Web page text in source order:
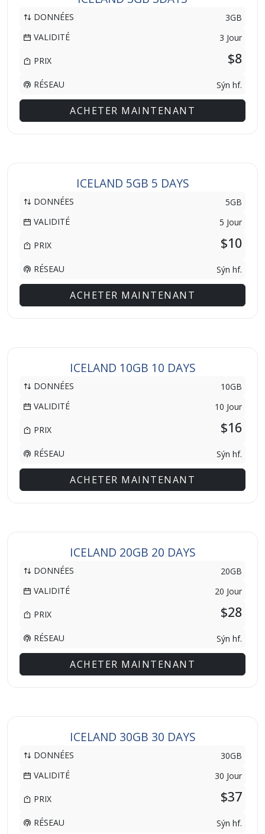
DONNÉES
3GB
VALIDITÉ
3 Jour
PRIX $8
RÉSEAU Sýn hf.
ACHETER MAINTENANT
ICELAND 5GB 5 DAYS
DONNÉES
5GB
VALIDITÉ
5 Jour
PRIX $10
RÉSEAU Sýn hf.
ACHETER MAINTENANT
ICELAND 10GB 10 DAYS
DONNÉES
10GB
VALIDITÉ
10 Jour
PRIX $16
RÉSEAU Sýn hf.
ACHETER MAINTENANT
ICELAND 20GB 20 DAYS
DONNÉES
20GB
VALIDITÉ
20 Jour
PRIX $28
RÉSEAU Sýn hf.
ACHETER MAINTENANT
ICELAND 30GB 30 DAYS
DONNÉES
30GB
VALIDITÉ
30 Jour
PRIX $37
RÉSEAU Sýn hf.